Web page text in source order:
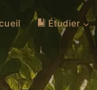
Étudier